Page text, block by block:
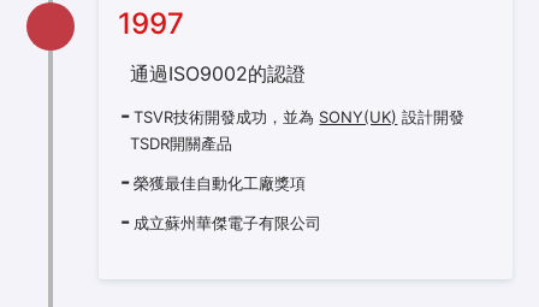
1997
通過ISO9002的認證
TSVR技術開發成功，並為 SONY(UK) 設計開發
TSDR開關產品
榮獲最佳自動化工廠獎項
成立蘇州華傑電子有限公司